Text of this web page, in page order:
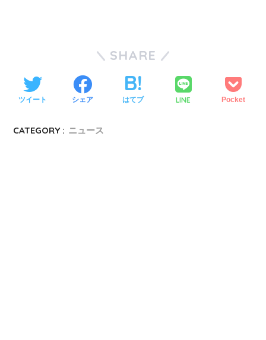
SHARE
ツイート シェア はてブ LINE Pocket
CATEGORY : ニュース